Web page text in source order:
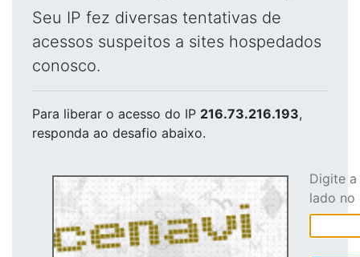
Seu IP fez diversas tentativas de
acessos suspeitos a sites hospedados
conosco.
Para liberar o acesso do IP 216.73.216.193,
responda ao desafio abaixo.
Digite
lado no